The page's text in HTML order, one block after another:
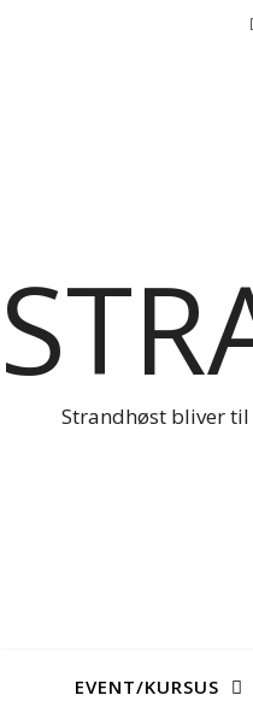
Strandhøst bliver
EVENT/KURSUS